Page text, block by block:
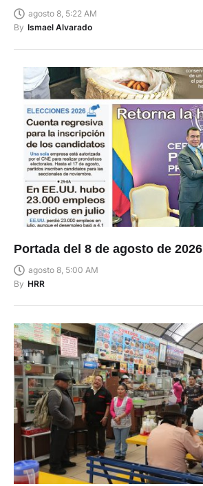
agosto 8, 5:22 AM
By Ismael Alvarado
Portada del 8 de agosto de 2026
agosto 8, 5:00 AM
By HRR